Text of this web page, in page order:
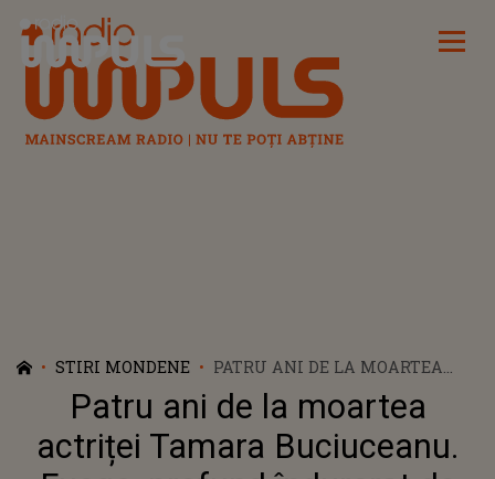
Radio Impuls
STIRI MONDENE
PATRU ANI DE LA MOARTEA
ACTRIȚEI TAMARA
BUCIUCEANU. FUEGO, PROFUND
ÎNDURERAT DE PIERDEREA
CELEBREI ACTRIȚE: "CÂND A
Patru ani de la moartea
actriței Tamara Buciuceanu.